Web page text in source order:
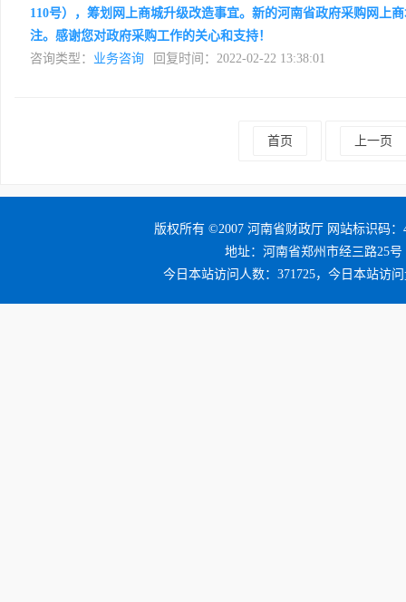
110号），筹划网上商城升级改造事宜。新的河南省政府采购网上
注。感谢您对政府采购工作的关心和支持！
咨询类型： 业务咨询 回复时间：2022-02-22 13:38:01
首页 上一页
版权所有 ©2007 河南省财政厅 网站标识码：
地址：河南省郑州市经三路25号
今日本站访问人数：371725，今日本站访